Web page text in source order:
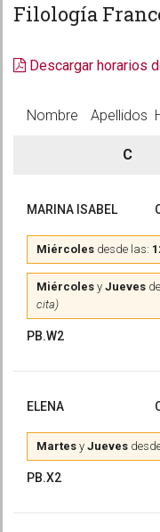
Filología
Descargar horarios
Nombre Apellidos
C
MARINA ISABEL
Miércoles desde las:
Miércoles y Jueves
cita)
PB.W2
ELENA
Martes y Jueves
PB.X2